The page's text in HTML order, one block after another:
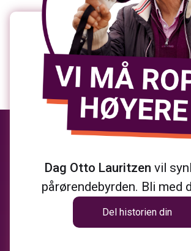
Dag Otto Lauritzen vil
pårørendebyrden. Bli med
Del historien din